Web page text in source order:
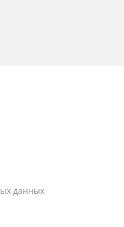
данных